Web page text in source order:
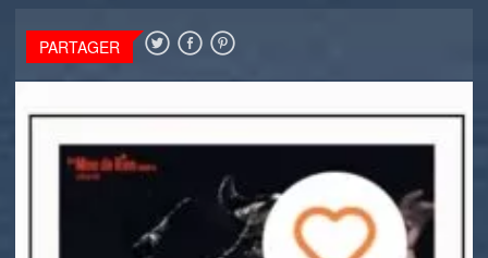
PARTAGER